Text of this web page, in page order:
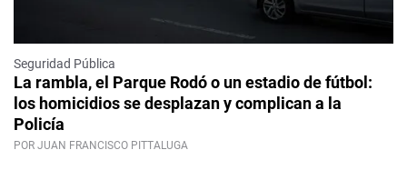
Seguridad Pública
La rambla, el Parque Rodó o un estadio de fútbol:
los homicidios se desplazan y complican a la
Policía
POR JUAN FRANCISCO PITTALUGA